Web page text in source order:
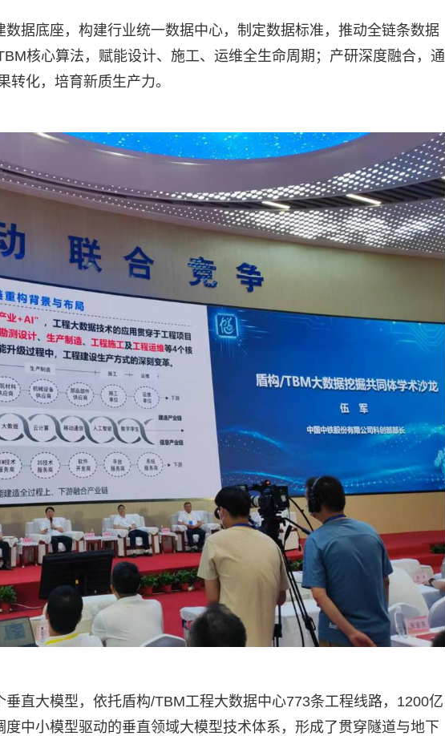
据底座，构建行业统一数据中心，制定数据标准，推动全链条数据
核心算法，赋能设计、施工、运维全生命周期；产研深度融合，通
转化，培育新质生产力。
直大模型，依托盾构/TBM工程大数据中心773条工程线路，1200亿
中小模型驱动的垂直领域大模型技术体系，形成了贯穿隧道与地下